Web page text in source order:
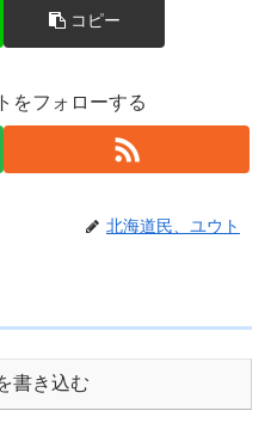
コピー
をフォローする
北海道民、ユウト
書き込む